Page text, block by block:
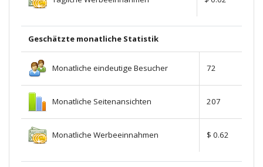
Geschätzte monatliche Statistik
Monatliche eindeutige Besucher 72
Monatliche Seitenansichten 207
Monatliche Werbeeinnahmen $ 0.62